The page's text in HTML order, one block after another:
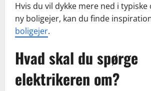
Hvis du vil dykke mere ned i typiske
ny boligejer, kan du finde
boligejer.
Hvad skal du spørge
elektrikeren om?